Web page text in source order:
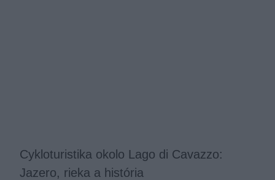
Cykloturistika okolo Lago di Cavazzo:
Jazero, rieka a história